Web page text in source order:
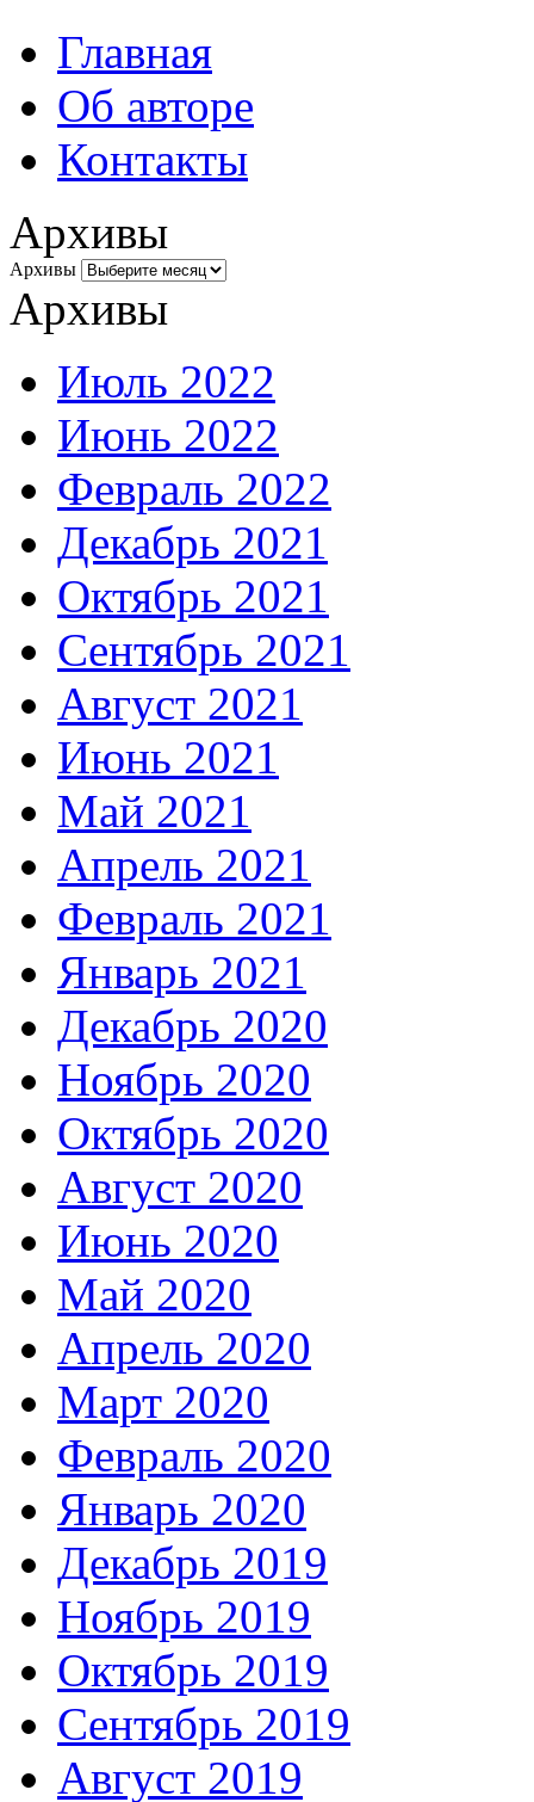
Главная
Об авторе
Контакты
Архивы
Архивы
Архивы
Июль 2022
Июнь 2022
Февраль 2022
Декабрь 2021
Октябрь 2021
Сентябрь 2021
Август 2021
Июнь 2021
Май 2021
Апрель 2021
Февраль 2021
Январь 2021
Декабрь 2020
Ноябрь 2020
Октябрь 2020
Август 2020
Июнь 2020
Май 2020
Апрель 2020
Март 2020
Февраль 2020
Январь 2020
Декабрь 2019
Ноябрь 2019
Октябрь 2019
Сентябрь 2019
Август 2019